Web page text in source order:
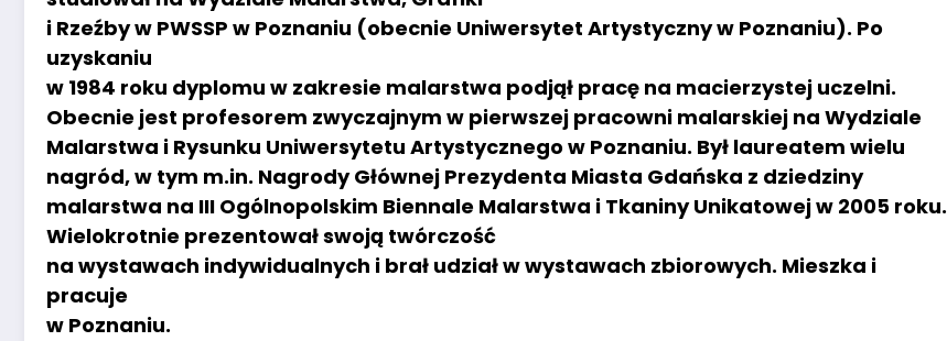
i Rzeźby w PWSSP w Poznaniu (obecnie Uniwersytet Artystyczny w Poznaniu). Po
uzyskaniu
w 1984 roku dyplomu w zakresie malarstwa podjął pracę na macierzystej uczelni.
Obecnie jest profesorem zwyczajnym w pierwszej pracowni malarskiej na Wydziale
Malarstwa i Rysunku Uniwersytetu Artystycznego w Poznaniu. Był laureatem wielu
nagród, w tym m.in. Nagrody Głównej Prezydenta Miasta Gdańska z dziedziny
malarstwa na III Ogólnopolskim Biennale Malarstwa i Tkaniny Unikatowej w 2005 roku.
Wielokrotnie prezentował swoją twórczość
na wystawach indywidualnych i brał udział w wystawach zbiorowych. Mieszka i
pracuje
w Poznaniu.